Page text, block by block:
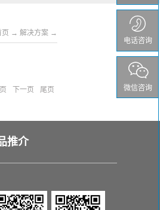
→ 解决方案 →
下一页 尾页
推介
电话咨询
微信咨询